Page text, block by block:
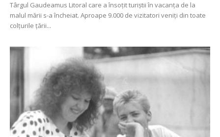
Târgul Gaudeamus Litoral care a însoţit turiştii în vacanţa de la
malul mării s-a încheiat. Aproape 9.000 de vizitatori veniţi din toate
colţurile ţării...